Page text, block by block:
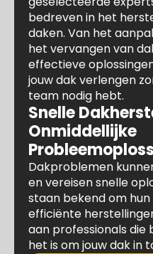
bedreven in het
daken. Van het
het vervangen van
effectieve
jouw dak verlengen
team nodig hebt.
Snelle
Onmiddellijke
Dakproblemen
en vereisen snelle
staan bekend om
efficiënte
aan professionals die
het is om jouw dak in